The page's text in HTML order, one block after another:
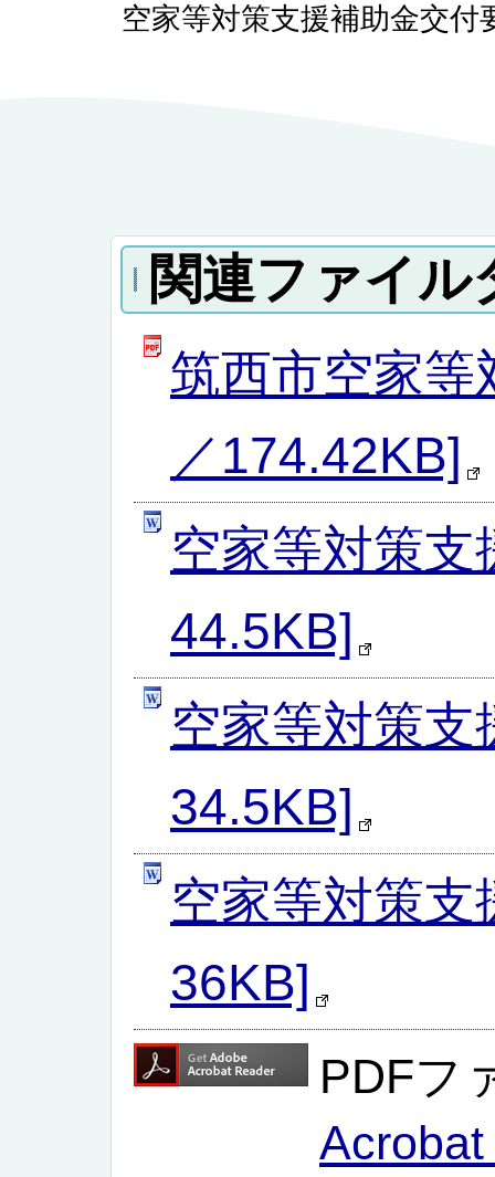
空家等対策支援補助金交
関連ファイル
筑西市空家等
／174.42KB]
空家等対策
44.5KB]
空家等対策
34.5KB]
空家等対策
36KB]
PDFフ